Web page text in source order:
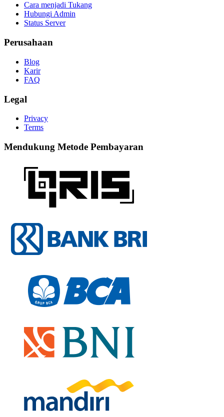
Cara menjadi Tukang
Hubungi Admin
Status Server
Perusahaan
Blog
Karir
FAQ
Legal
Privacy
Terms
Mendukung Metode Pembayaran